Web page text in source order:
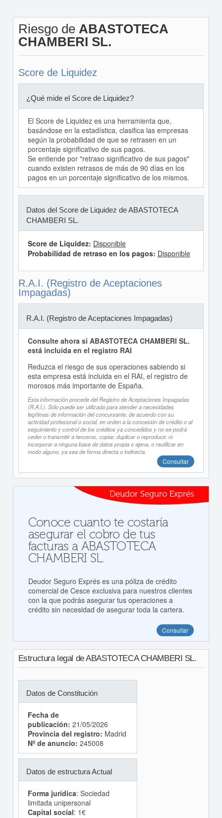
Riesgo de ABASTOTECA
CHAMBERI SL.
Score de Liquidez
¿Qué mide el Score de Liquidez?
El Score de Liquidez es una herramienta que,
basándose en la estadística, clasifica las empresas
según la probabilidad de que se retrasen en un
porcentaje significativo de sus pagos.
Se entiende por "retraso significativo de sus pagos"
cuando existen retrasos de más de 90 días en los
pagos en un porcentaje significativo de los mismos.
Datos del Score de Liquidez de ABASTOTECA
CHAMBERI SL.
Score de Liquidez: Disponible
Probabilidad de retraso en los pagos: Disponible
R.A.I. (Registro de Aceptaciones
Impagadas)
R.A.I. (Registro de Aceptaciones Impagadas)
Consulte ahora si ABASTOTECA CHAMBERI SL.
está incluida en el registro RAI
Reduzca el riesgo de sus operaciones sabiendo si
esta empresa está incluida en el RAI, el registro de
morosos más importante de España.
Esta información procede del Registro de Aceptaciones Impagadas
(R.A.I.). Sólo puede ser utilizada para atender a necesidades
legítimas de información del concursante, de acuerdo con su
actividad profesional o social, en orden a la concesión de crédito o al
seguimiento y control de los créditos ya concedidos y no se podrá
ceder o transmitir a terceros, copiar, duplicar o reproducir, ni
incorporar a ninguna base de datos propia o ajena, o reutilizar en
modo alguno, ya sea de forma directa o indirecta.
Consultar
Deudor Seguro Exprés
Conoce cuanto te costaría
asegurar el cobro de tus
facturas a ABASTOTECA
CHAMBERI SL.
Deudor Seguro Exprés es una póliza de crédito
comercial de Cesce exclusiva para nuestros clientes
con la que podrás asegurar tus operaciones a
crédito sin necesidad de asegurar toda la cartera.
Consultar
Estructura legal de ABASTOTECA CHAMBERI SL.
Datos de Constitución
Fecha de
publicación: 21/05/2026
Provincia del registro: Madrid
Nº de anuncio: 245008
Datos de estructura Actual
Forma jurídica: Sociedad
limitada unipersonal
Capital social: 1€